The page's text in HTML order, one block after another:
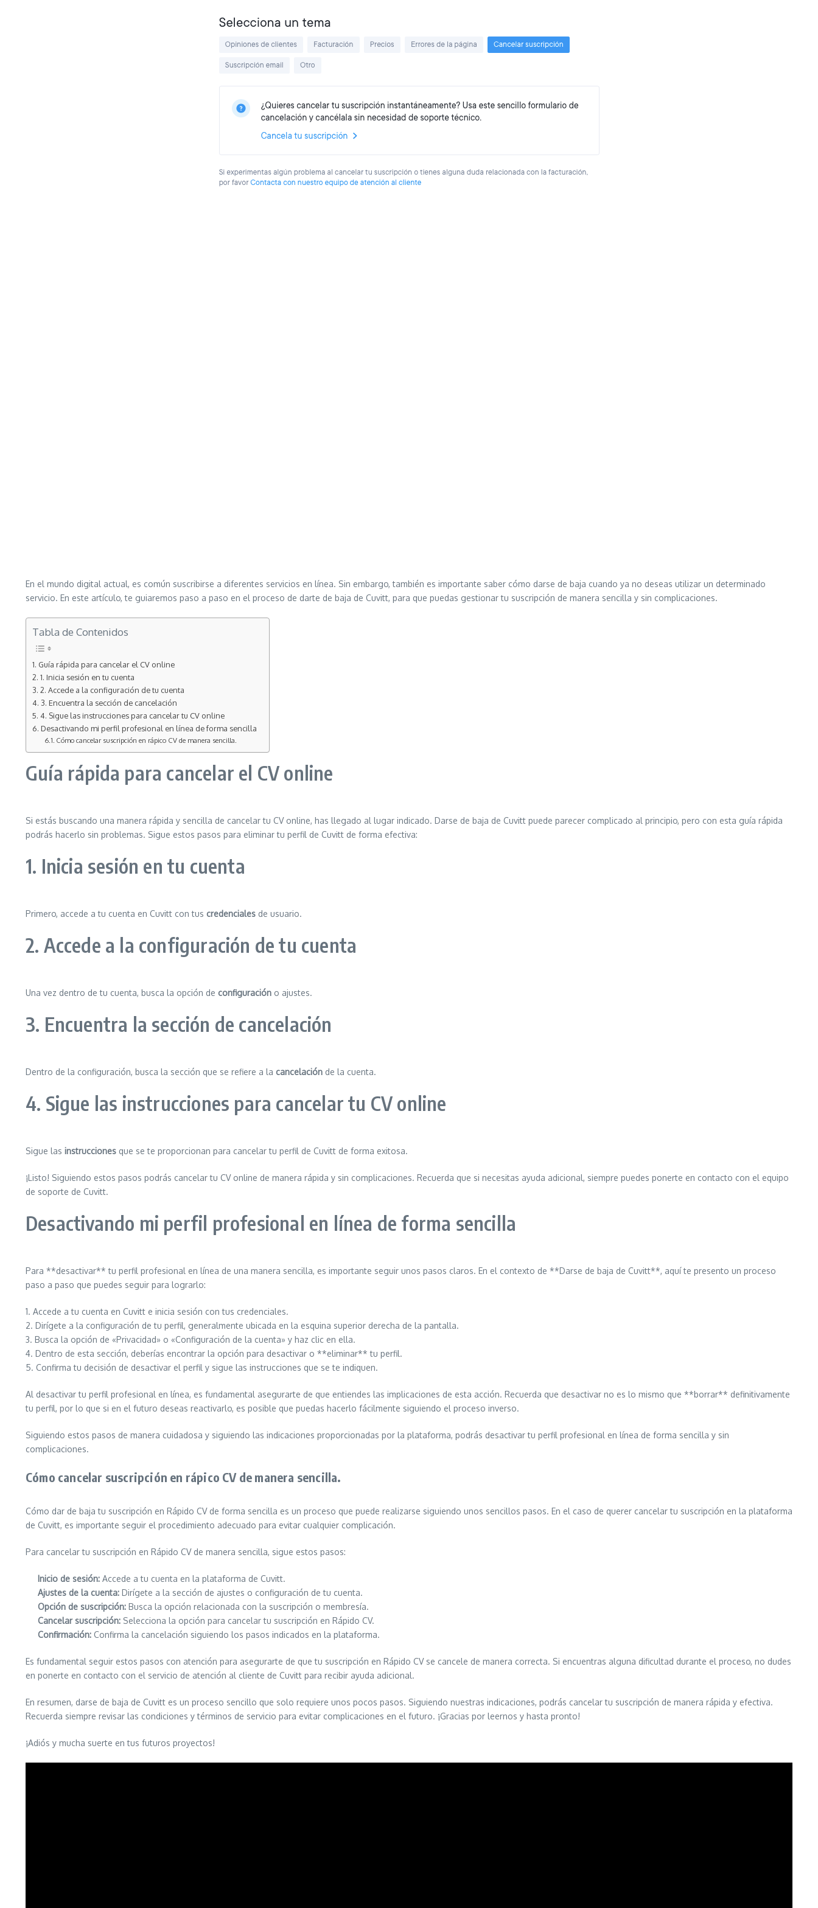
En el mundo digital actual, es común suscribirse a diferentes servicios en línea. Sin embargo, también es importante saber cómo darse de baja cuando ya no deseas utilizar un determinado
servicio. En este artículo, te guiaremos paso a paso en el proceso de darte de baja de Cuvitt, para que puedas gestionar tu suscripción de manera sencilla y sin complicaciones.
Tabla de Contenidos
Guía rápida para cancelar el CV online
1. Inicia sesión en tu cuenta
2. Accede a la configuración de tu cuenta
3. Encuentra la sección de cancelación
4. Sigue las instrucciones para cancelar tu CV online
Desactivando mi perfil profesional en línea de forma sencilla
Cómo cancelar suscripción en rápico CV de manera sencilla.
Guía rápida para cancelar el CV online
Si estás buscando una manera rápida y sencilla de cancelar tu CV online, has llegado al lugar indicado. Darse de baja de Cuvitt puede parecer complicado al principio, pero con esta guía rápida
podrás hacerlo sin problemas. Sigue estos pasos para eliminar tu perfil de Cuvitt de forma efectiva:
1. Inicia sesión en tu cuenta
Primero, accede a tu cuenta en Cuvitt con tus credenciales de usuario.
2. Accede a la configuración de tu cuenta
Una vez dentro de tu cuenta, busca la opción de configuración o ajustes.
3. Encuentra la sección de cancelación
Dentro de la configuración, busca la sección que se refiere a la cancelación de la cuenta.
4. Sigue las instrucciones para cancelar tu CV online
Sigue las instrucciones que se te proporcionan para cancelar tu perfil de Cuvitt de forma exitosa.
¡Listo! Siguiendo estos pasos podrás cancelar tu CV online de manera rápida y sin complicaciones. Recuerda que si necesitas ayuda adicional, siempre puedes ponerte en contacto con el equipo
de soporte de Cuvitt.
Desactivando mi perfil profesional en línea de forma sencilla
Para **desactivar** tu perfil profesional en línea de una manera sencilla, es importante seguir unos pasos claros. En el contexto de **Darse de baja de Cuvitt**, aquí te presento un proceso
paso a paso que puedes seguir para lograrlo:
1. Accede a tu cuenta en Cuvitt e inicia sesión con tus credenciales.
2. Dirígete a la configuración de tu perfil, generalmente ubicada en la esquina superior derecha de la pantalla.
3. Busca la opción de «Privacidad» o «Configuración de la cuenta» y haz clic en ella.
4. Dentro de esta sección, deberías encontrar la opción para desactivar o **eliminar** tu perfil.
5. Confirma tu decisión de desactivar el perfil y sigue las instrucciones que se te indiquen.
Al desactivar tu perfil profesional en línea, es fundamental asegurarte de que entiendes las implicaciones de esta acción. Recuerda que desactivar no es lo mismo que **borrar** definitivamente
tu perfil, por lo que si en el futuro deseas reactivarlo, es posible que puedas hacerlo fácilmente siguiendo el proceso inverso.
Siguiendo estos pasos de manera cuidadosa y siguiendo las indicaciones proporcionadas por la plataforma, podrás desactivar tu perfil profesional en línea de forma sencilla y sin
complicaciones.
Cómo cancelar suscripción en rápico CV de manera sencilla.
Cómo dar de baja tu suscripción en Rápido CV de forma sencilla es un proceso que puede realizarse siguiendo unos sencillos pasos. En el caso de querer cancelar tu suscripción en la plataforma
de Cuvitt, es importante seguir el procedimiento adecuado para evitar cualquier complicación.
Para cancelar tu suscripción en Rápido CV de manera sencilla, sigue estos pasos:
Inicio de sesión: Accede a tu cuenta en la plataforma de Cuvitt.
Ajustes de la cuenta: Dirígete a la sección de ajustes o configuración de tu cuenta.
Opción de suscripción: Busca la opción relacionada con la suscripción o membresía.
Cancelar suscripción: Selecciona la opción para cancelar tu suscripción en Rápido CV.
Confirmación: Confirma la cancelación siguiendo los pasos indicados en la plataforma.
Es fundamental seguir estos pasos con atención para asegurarte de que tu suscripción en Rápido CV se cancele de manera correcta. Si encuentras alguna dificultad durante el proceso, no dudes
en ponerte en contacto con el servicio de atención al cliente de Cuvitt para recibir ayuda adicional.
En resumen, darse de baja de Cuvitt es un proceso sencillo que solo requiere unos pocos pasos. Siguiendo nuestras indicaciones, podrás cancelar tu suscripción de manera rápida y efectiva.
Recuerda siempre revisar las condiciones y términos de servicio para evitar complicaciones en el futuro. ¡Gracias por leernos y hasta pronto!
¡Adiós y mucha suerte en tus futuros proyectos!